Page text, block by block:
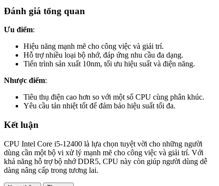
Đánh giá tổng quan
Ưu điểm:
Hiệu năng mạnh mẽ cho công việc và giải trí.
Hỗ trợ nhiều loại bộ nhớ, đáp ứng nhu cầu đa dạng.
Tiến trình sản xuất 10nm, tối ưu hiệu suất và điện năng.
Nhược điểm:
Tiêu thụ điện cao hơn so với một số CPU cùng phân khúc.
Yêu cầu tản nhiệt tốt để đảm bảo hiệu suất tối đa.
Kết luận
CPU Intel Core i5-12400 là lựa chọn tuyệt vời cho những người
dùng cần một bộ vi xử lý mạnh mẽ cho công việc và giải trí. Với
khả năng hỗ trợ bộ nhớ DDR5, CPU này còn giúp người dùng dễ
dàng nâng cấp trong tương lai.